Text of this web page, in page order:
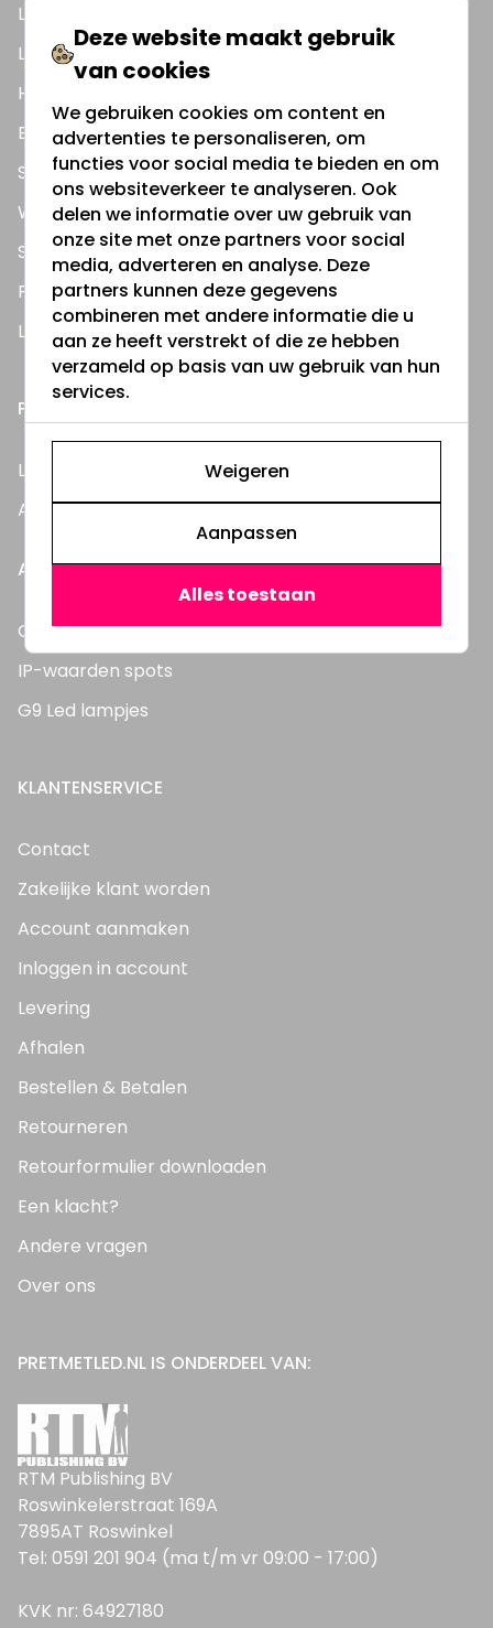
LED TL Buizen
LED Panelen
Highbay's / Ufo's
Bouwlampen
Straatlampen
Wandlampen
Solar verlichting
Feestverlichting
LED Dimmers
PRAKTISCHE INFORMATIE
Lees ons blog
Al onze handleidingen
ALLES OVER:
Gevelverlichting
IP-waarden spots
G9 Led lampjes
KLANTENSERVICE
Contact
Zakelijke klant worden
Account aanmaken
Inloggen in account
Levering
Afhalen
Bestellen & Betalen
Retourneren
Retourformulier downloaden
Een klacht?
Andere vragen
Over ons
PRETMETLED.NL IS ONDERDEEL VAN:
RTM Publishing BV
Roswinkelerstraat 169A
7895AT Roswinkel
Tel: 0591 201 904 (ma t/m vr 09:00 - 17:00)
KVK nr: 64927180
Deze website maakt gebruik
van cookies
We gebruiken cookies om content en
advertenties te personaliseren, om
functies voor social media te bieden en om
ons websiteverkeer te analyseren. Ook
delen we informatie over uw gebruik van
onze site met onze partners voor social
media, adverteren en analyse. Deze
partners kunnen deze gegevens
combineren met andere informatie die u
aan ze heeft verstrekt of die ze hebben
verzameld op basis van uw gebruik van hun
services.
Weigeren
Aanpassen
Alles toestaan